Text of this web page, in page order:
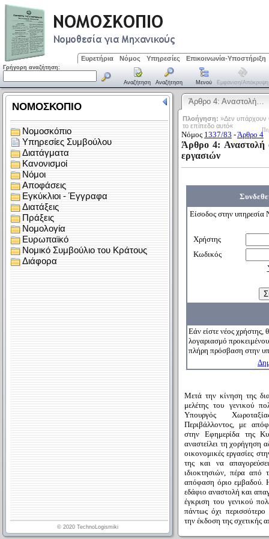
Ευρετήρια Νόμος Υπηρεσίες Επικοινωνία-Υποστήριξη
Γρήγορη αναζήτηση:
Αναζήτηση Αναζήτηση Μενού Εμφάνιση/απόκρυψη
Άρθρο 4: Αναστολή…